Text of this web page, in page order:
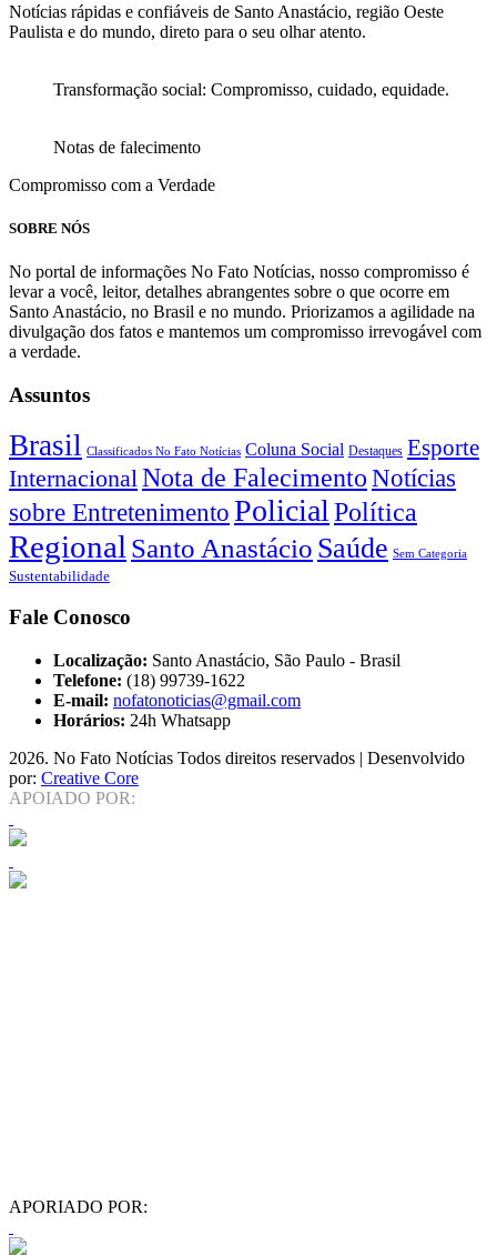
Notícias rápidas e confiáveis de Santo Anastácio, região Oeste
Paulista e do mundo, direto para o seu olhar atento.
Transformação social: Compromisso, cuidado, equidade.
Notas de falecimento
Compromisso com a Verdade
SOBRE NÓS
No portal de informações No Fato Notícias, nosso compromisso é
levar a você, leitor, detalhes abrangentes sobre o que ocorre em
Santo Anastácio, no Brasil e no mundo. Priorizamos a agilidade na
divulgação dos fatos e mantemos um compromisso irrevogável com
a verdade.
Assuntos
Brasil Classificados No Fato Notícias Coluna Social Destaques Esporte
Internacional Nota de FalecimentoNotícias
sobre EntretenimentoPolicial Política
Regional Santo Anastácio Saúde Sem Categoria
Sustentabilidade
Fale Conosco
Localização: Santo Anastácio, São Paulo - Brasil
Telefone: (18) 99739-1622
E-mail: nofatonoticias@gmail.com
Horários: 24h Whatsapp
2026. No Fato Notícias Todos direitos reservados | Desenvolvido
por: Creative Core
APOIADO POR:
APORIADO POR: